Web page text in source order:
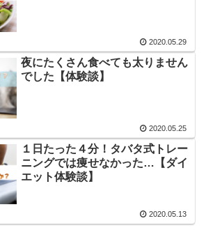
2020.05.29
夜にたくさん食べても太りません
でした【体験談】
2020.05.25
１日たった４分！タバタ式トレー
ニングでは痩せなかった…【ダイ
エット体験談】
2020.05.13